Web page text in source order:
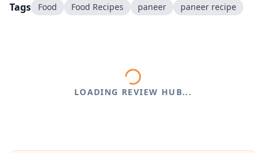
Tags Food Food Recipes paneer paneer recipe
LOADING REVIEW HUB...